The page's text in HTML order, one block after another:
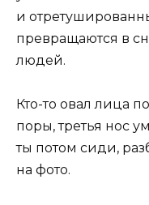
и
превращаются в
людей.
Кто-то овал лица
поры, третья нос
ты потом сиди,
на фото.